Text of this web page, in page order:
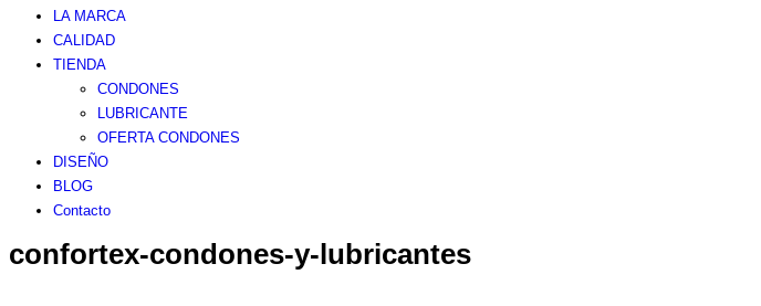
LA MARCA
CALIDAD
TIENDA
CONDONES
LUBRICANTE
OFERTA CONDONES
DISEÑO
BLOG
Contacto
confortex-condones-y-lubricantes